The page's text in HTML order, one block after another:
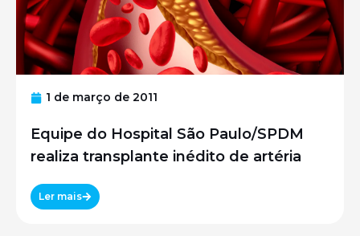
1 de março de 2011
Equipe do Hospital São Paulo/SPDM
realiza transplante inédito de artéria
Ler mais